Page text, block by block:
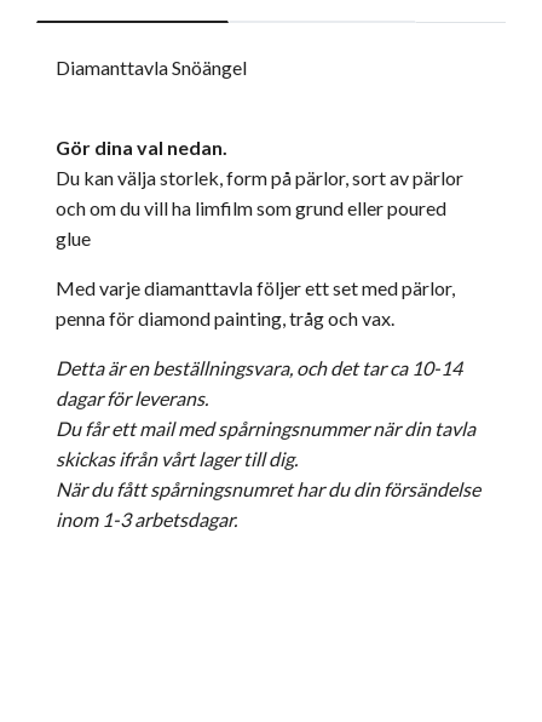
Diamanttavla Snöängel
Gör dina val nedan.
Du kan välja storlek, form på pärlor, sort av pärlor
och om du vill ha limfilm som grund eller poured
glue
Med varje diamanttavla följer ett set med pärlor,
penna för diamond painting, tråg och vax.
Detta är en beställningsvara, och det tar ca 10-14
dagar för leverans.
Du får ett mail med spårningsnummer när din tavla
skickas ifrån vårt lager till dig.
När du fått spårningsnumret har du din försändelse
inom 1-3 arbetsdagar.